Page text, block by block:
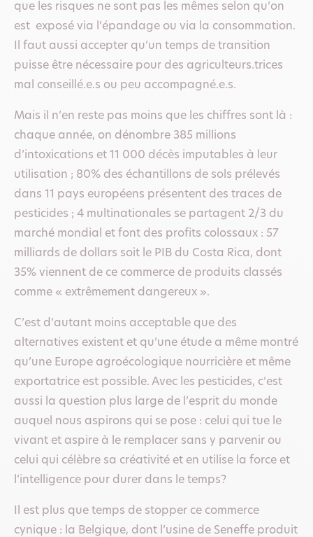
que les risques ne sont pas les mêmes selon qu’on
est exposé via l’épandage ou via la consommation.
Il faut aussi accepter qu’un temps de transition
puisse être nécessaire pour des agriculteurs.trices
mal conseillé.e.s ou peu accompagné.e.s.
Mais il n’en reste pas moins que les chiffres sont là :
chaque année, on dénombre 385 millions
d’intoxications et 11 000 décès imputables à leur
utilisation ; 80% des échantillons de sols prélevés
dans 11 pays européens présentent des traces de
pesticides ; 4 multinationales se partagent 2/3 du
marché mondial et font des profits colossaux : 57
milliards de dollars soit le PIB du Costa Rica, dont
35% viennent de ce commerce de produits classés
comme « extrêmement dangereux ».
C’est d’autant moins acceptable que des
alternatives existent et qu’une étude a même montré
qu’une Europe agroécologique nourricière et même
exportatrice est possible. Avec les pesticides, c’est
aussi la question plus large de l’esprit du monde
auquel nous aspirons qui se pose : celui qui tue le
vivant et aspire à le remplacer sans y parvenir ou
celui qui célèbre sa créativité et en utilise la force et
l’intelligence pour durer dans le temps?
Il est plus que temps de stopper ce commerce
cynique : la Belgique, dont l’usine de Seneffe produit